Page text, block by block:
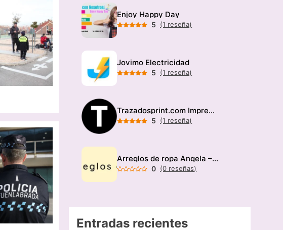
Enjoy Happy Day
5 (1 reseña)
Jovimo Electricidad
5 (1 reseña)
Trazadosprint.com Imprenta
5 (1 reseña)
Arreglos de ropa Ángela – Modista
0 (0 reseñas)
Entradas recientes